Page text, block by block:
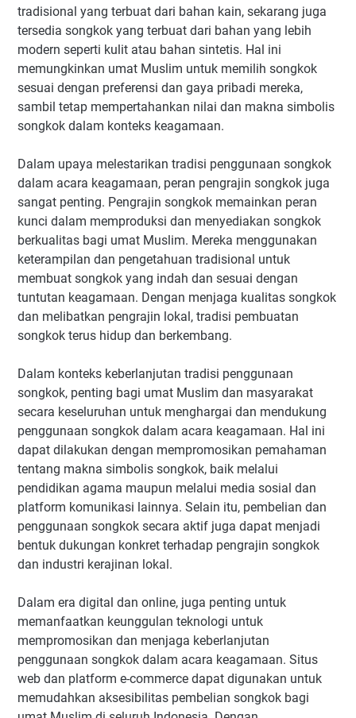
tradisional yang terbuat dari bahan kain, sekarang juga
tersedia songkok yang terbuat dari bahan yang lebih
modern seperti kulit atau bahan sintetis. Hal ini
memungkinkan umat Muslim untuk memilih songkok
sesuai dengan preferensi dan gaya pribadi mereka,
sambil tetap mempertahankan nilai dan makna simbolis
songkok dalam konteks keagamaan.
Dalam upaya melestarikan tradisi penggunaan songkok
dalam acara keagamaan, peran pengrajin songkok juga
sangat penting. Pengrajin songkok memainkan peran
kunci dalam memproduksi dan menyediakan songkok
berkualitas bagi umat Muslim. Mereka menggunakan
keterampilan dan pengetahuan tradisional untuk
membuat songkok yang indah dan sesuai dengan
tuntutan keagamaan. Dengan menjaga kualitas songkok
dan melibatkan pengrajin lokal, tradisi pembuatan
songkok terus hidup dan berkembang.
Dalam konteks keberlanjutan tradisi penggunaan
songkok, penting bagi umat Muslim dan masyarakat
secara keseluruhan untuk menghargai dan mendukung
penggunaan songkok dalam acara keagamaan. Hal ini
dapat dilakukan dengan mempromosikan pemahaman
tentang makna simbolis songkok, baik melalui
pendidikan agama maupun melalui media sosial dan
platform komunikasi lainnya. Selain itu, pembelian dan
penggunaan songkok secara aktif juga dapat menjadi
bentuk dukungan konkret terhadap pengrajin songkok
dan industri kerajinan lokal.
Dalam era digital dan online, juga penting untuk
memanfaatkan keunggulan teknologi untuk
mempromosikan dan menjaga keberlanjutan
penggunaan songkok dalam acara keagamaan. Situs
web dan platform e-commerce dapat digunakan untuk
memudahkan aksesibilitas pembelian songkok bagi